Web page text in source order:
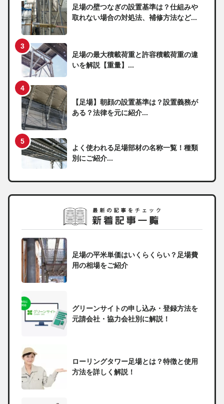
足場の壁つなぎの設置基準は？仕組みや
取れない場合の対処法、補修方法など...
足場の最大積載荷重と許容積載荷重の違
いを解説【重量】...
【足場】朝顔の設置基準は？設置義務が
ある？法律を元に紹介...
よく使われる足場部材の名称一覧！種類
別にご紹介...
足場の平米単価はいくらくらい？足場費
用の相場をご紹介
グリーンサイトの申し込み・登録方法を
元請会社・協力会社別に解説！
ローリングタワー足場とは？特徴と使用
方法を詳しく解説！